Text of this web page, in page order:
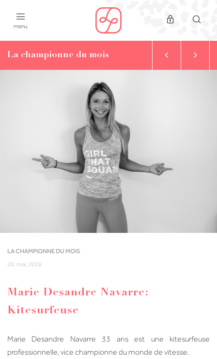
menu
La championne du mois
LA CHAMPIONNE DU MOIS
28, mai, 2016
Marie Desandre Navarre:
Kitesurfeuse
Marie Desandre Navarre 33 ans est une kitesurfeuse
professionnelle, vice championne du monde de vitesse.